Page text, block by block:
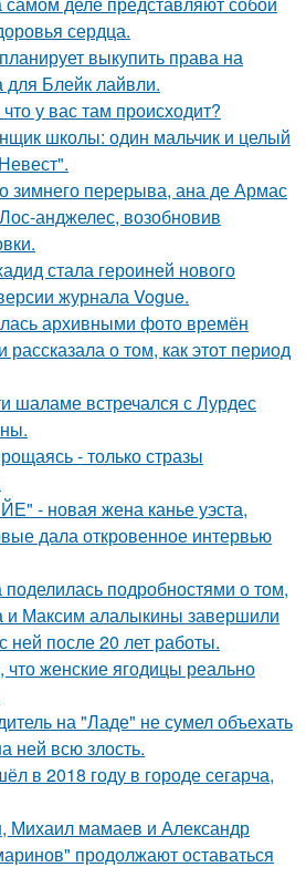
сердца.
выкупить права на
Блейк лайвли.
у вас там происходит?
школы: один мальчик и целый
зимнего перерыва, ана де Армас
анджелес, возобновив
стала героиней нового
журнала Vogue.
архивными фото времён
о том, как этот период
шаламе встречался с Лурдес
- только стразы
- новая жена канье уэста,
дала откровенное интервью
подробностями о том,
и Максим алалыкины завершили
ней после 20 лет работы.
женские ягодицы реально
на "Ладе" не сумел объехать
ней всю злость.
в 2018 году в городе сегарча,
Михаил мамаев и Александр
продолжают оставаться